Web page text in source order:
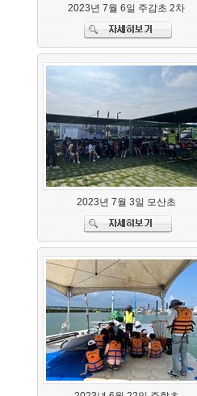
2023년 7월 6일 주감초 2차
2023년 7월 3일 모산초